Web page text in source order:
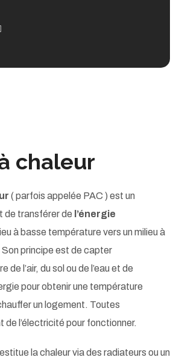
chaleur
( parfois appelée PAC ) est un
de transférer de l’énergie
à basse température vers un milieu à
principe est de capter
de l’air, du sol ou de l’eau et de
pour obtenir une température
un logement. Toutes
de l’électricité pour fonctionner.
la chaleur via des radiateurs ou un